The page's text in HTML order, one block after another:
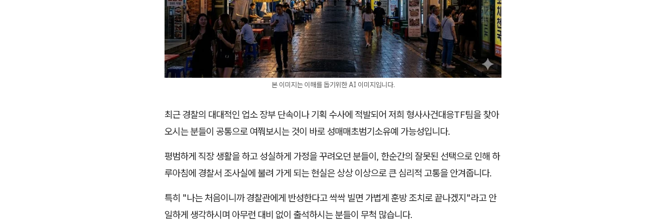
본 이미지는 이해를 돕기위한 AI 이미지입니다.
최근 경찰의 대대적인 업소 장부 단속이나 기획 수사에 적발되어 저희 형사사건대응TF팀을 찾아
오시는 분들이 공통으로 여쭤보시는 것이 바로 성매매초범기소유예 가능성입니다.
평범하게 직장 생활을 하고 성실하게 가정을 꾸려오던 분들이, 한순간의 잘못된 선택으로 인해 하
루아침에 경찰서 조사실에 불려 가게 되는 현실은 상상 이상으로 큰 심리적 고통을 안겨줍니다.
특히 "나는 처음이니까 경찰관에게 반성한다고 싹싹 빌면 가볍게 훈방 조치로 끝나겠지"라고 안
일하게 생각하시며 아무런 대비 없이 출석하시는 분들이 무척 많습니다.